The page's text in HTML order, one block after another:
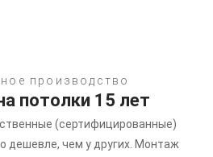
производство
потолки 15 лет
(сертифицированные)
дешевле, чем у других. Монтаж